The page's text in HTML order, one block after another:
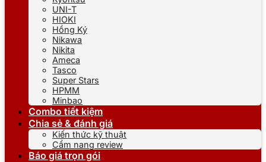
UNI-T
HIOKI
Hồng Ký
Nikawa
Nikita
Ameca
Tasco
Super Stars
HPMM
Minbao
Combo tiết kiệm
Chia sẻ & đánh giá
Kiến thức kỹ thuật
Cẩm nang review
Báo giá trọn gói